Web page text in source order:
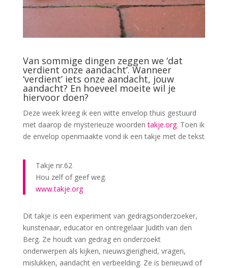
Van sommige dingen zeggen we ‘dat
verdient onze aandacht’. Wanneer
‘verdient’ iets onze aandacht, jouw
aandacht? En hoeveel moeite wil je
hiervoor doen?
Deze week kreeg ik een witte envelop thuis gestuurd
met daarop de mysterieuze woordentakje.org. Toen ik
de envelop openmaakte vond ik een takje met de tekst
Takje nr.62
Hou zelf of geef weg.
www.takje.org
Dit takje is een experiment van gedragsonderzoeker,
kunstenaar, educator en ontregelaar Judith van den
Berg. Ze houdt van gedrag en onderzoekt
onderwerpen als kijken, nieuwsgierigheid, vragen,
mislukken, aandacht en verbeelding. Ze is benieuwd of